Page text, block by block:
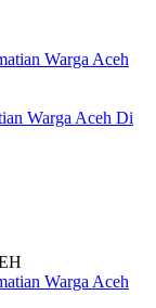
Warga Aceh Di